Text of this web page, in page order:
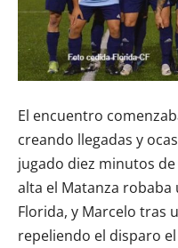
El encuentro
creando llegadas y
jugado diez minutos
alta el Matanza robaba
Florida, y Marcelo tras
repeliendo el disparo